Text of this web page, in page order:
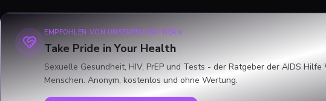
EMPFOHLEN VON UNSEREN PARTNERN
Take Pride in Your Health
Sexuelle Gesundheit, HIV, PrEP und Tests - der Ratgeber der AIDS
Menschen. Anonym, kostenlos und ohne Wertung.